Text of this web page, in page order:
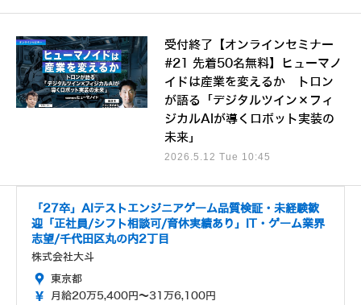
受付終了【オンラインセミナー
#21 先着50名無料】ヒューマノ
イドは産業を変えるか トロン
が語る「デジタルツイン×フィ
ジカルAIが導くロボット実装の
未来」
2026.5.12 Tue 10:45
「27卒」AIテストエンジニアゲーム品質検証・未経験歓
迎「正社員/シフト相談可/育休実績あり」IT・ゲーム業界
志望/千代田区丸の内2丁目
株式会社大斗
東京都
月給20万5,400円～31万6,100円